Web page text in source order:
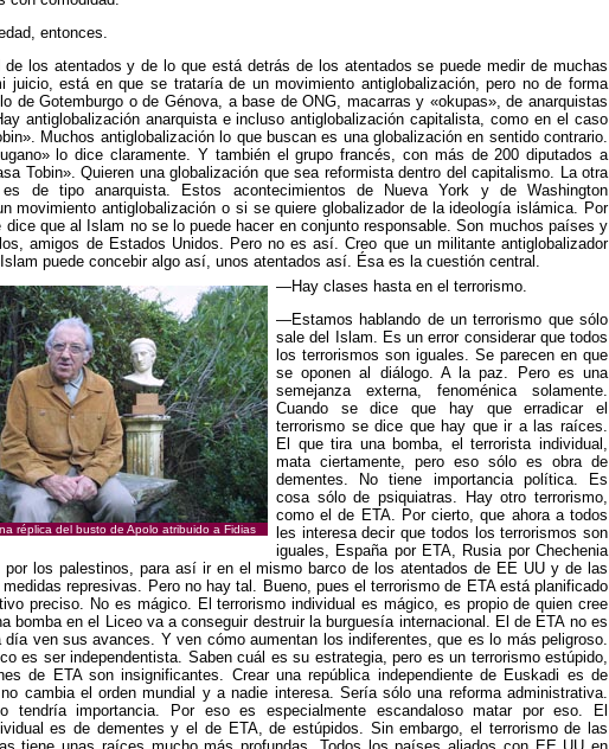
entonces.
los atentados y de lo que está detrás de los atentados se puede medir de muchas
juicio, está en que se trataría de un movimiento antiglobalización, pero no de forma
de Gotemburgo o de Génova, a base de ONG, macarras y «okupas», de anarquistas
antiglobalización anarquista e incluso antiglobalización capitalista, como en el caso
Muchos antiglobalización lo que buscan es una globalización en sentido contrario.
lo dice claramente. Y también el grupo francés, con más de 200 diputados a
Tobin». Quieren una globalización que sea reformista dentro del capitalismo. La otra
es de tipo anarquista. Estos acontecimientos de Nueva York y de Washington
movimiento antiglobalización o si se quiere globalizador de la ideología islámica. Por
dice que al Islam no se lo puede hacer en conjunto responsable. Son muchos países y
amigos de Estados Unidos. Pero no es así. Creo que un militante antiglobalizador
puede concebir algo así, unos atentados así. Ésa es la cuestión central.
réplica del busto de Apolo atribuido a Fidias
—Hay clases hasta en el terrorismo.
—Estamos hablando de un terrorismo que sólo
sale del Islam. Es un error considerar que todos
los terrorismos son iguales. Se parecen en que
se oponen al diálogo. A la paz. Pero es una
semejanza externa, fenoménica solamente.
Cuando se dice que hay que erradicar el
terrorismo se dice que hay que ir a las raíces.
El que tira una bomba, el terrorista individual,
mata ciertamente, pero eso sólo es obra de
dementes. No tiene importancia política. Es
cosa sólo de psiquiatras. Hay otro terrorismo,
como el de ETA. Por cierto, que ahora a todos
les interesa decir que todos los terrorismos son
iguales, España por ETA, Rusia por Chechenia
los palestinos, para así ir en el mismo barco de los atentados de EE UU y de las
represivas. Pero no hay tal. Bueno, pues el terrorismo de ETA está planificado
preciso. No es mágico. El terrorismo individual es mágico, es propio de quien cree
bomba en el Liceo va a conseguir destruir la burguesía internacional. El de ETA no es
día ven sus avances. Y ven cómo aumentan los indiferentes, que es lo más peligroso.
es ser independentista. Saben cuál es su estrategia, pero es un terrorismo estúpido,
de ETA son insignificantes. Crear una república independiente de Euskadi es de
cambia el orden mundial y a nadie interesa. Sería sólo una reforma administrativa.
tendría importancia. Por eso es especialmente escandaloso matar por eso. El
es de dementes y el de ETA, de estúpidos. Sin embargo, el terrorismo de las